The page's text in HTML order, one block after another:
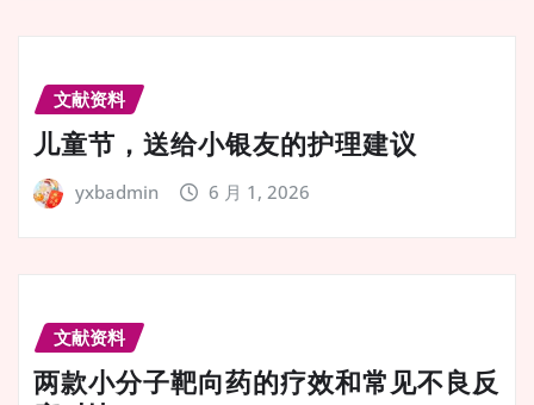
文献资料
儿童节，送给小银友的护理建议
yxbadmin 6 月 1, 2026
文献资料
两款小分子靶向药的疗效和常见不良反